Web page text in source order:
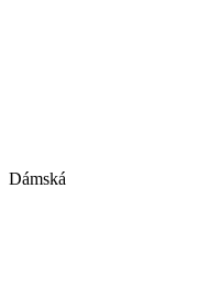
Dámská